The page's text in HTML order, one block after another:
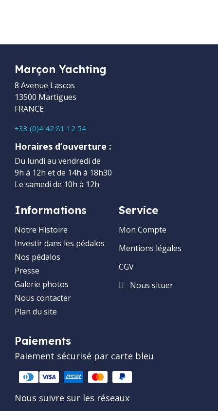
Marçon Yachting
8 Avenue Lascos
13500 Martigues
FRANCE
+33 (0)4 42 81 12 54
Horaires d’ouverture :
Du lundi au vendredi de
9h à 12h et de 14h à 18h30
Le samedi de 10h à 12h
Informations
Notre Histoire
Investir dans les pédalos
Nos pédalos
Presse
Galerie photos
Nous contacter
Plan du site
Service
Mon Compte
Mentions légales
CGV
Nous situer
Paiements
Paiement sécurisé par carte bleu
Nous suivre sur les réseaux